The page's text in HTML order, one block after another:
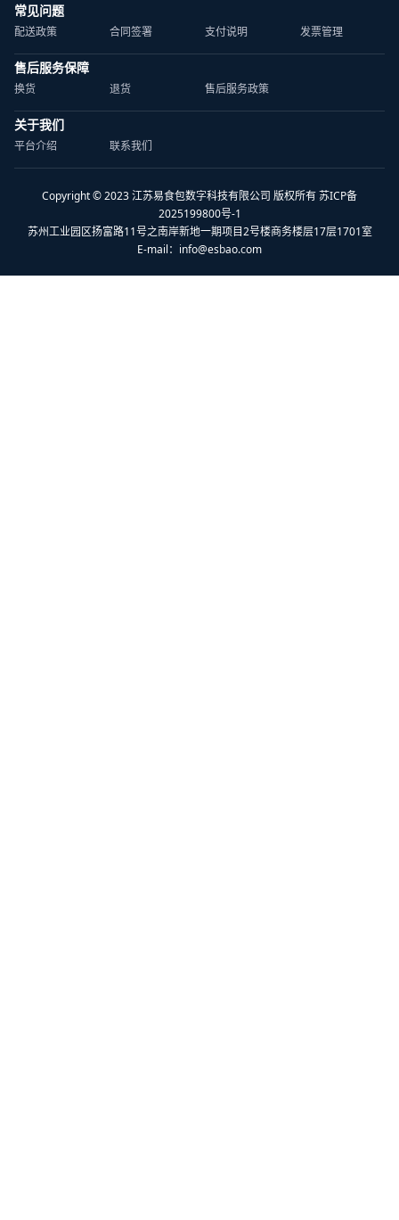
常见问题
配送政策 合同签署 支付说明 发票管理
售后服务保障
换货 退货 售后服务政策
关于我们
平台介绍 联系我们
Copyright © 2023 江苏易食包数字科技有限公司 版权所有 苏ICP备
2025199800号-1
苏州工业园区扬富路11号之南岸新地一期项目2号楼商务楼层17层1701室
E-mail： info@esbao.com